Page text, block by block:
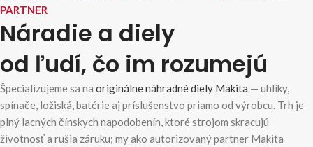
PARTNER
Náradie a diely
od ľudí, čo im rozumejú
Špecializujeme sa na originálne náhradné diely Makita — uhlíky,
spínače, ložiská, batérie aj príslušenstvo priamo od výrobcu. Trh je
plný lacných čínskych napodobenín, ktoré strojom skracujú
životnosť a rušia záruku; my ako autorizovaný partner Makita